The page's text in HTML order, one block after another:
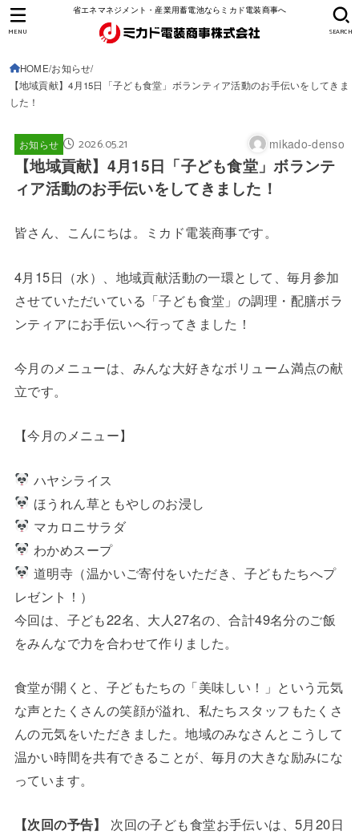
省エネマネジメント・産業用蓄電池ならミカド電装商事へ
SEARCH
MENU
HOME お知らせ
【地域貢献】4月15日「子ども食堂」ボランティア活動のお手伝いをしてきま
した！
お知らせ 2026.05.21 mikado-denso
【地域貢献】4月15日「子ども食堂」ボランテ
ィア活動のお手伝いをしてきました！
皆さん、こんにちは。ミカド電装商事です。
4月15日（水）、地域貢献活動の一環として、毎月参加
させていただいている「子ども食堂」の調理・配膳ボラ
ンティアにお手伝いへ行ってきました！
今月のメニューは、みんな大好きなボリューム満点の献
立です。
【今月のメニュー】
ハヤシライス
ほうれん草ともやしのお浸し
マカロニサラダ
わかめスープ
道明寺（温かいご寄付をいただき、子どもたちへプ
レゼント！）
今回は、子ども22名、大人27名の、合計49名分のご飯
をみんなで力を合わせて作りました。
食堂が開くと、子どもたちの「美味しい！」という元気
な声とたくさんの笑顔が溢れ、私たちスタッフもたくさ
んの元気をいただきました。地域のみなさんとこうして
温かい時間を共有できることが、毎月の大きな励みにな
っています。
【次回の予告】
次回の子ども食堂お手伝いは、5月20日